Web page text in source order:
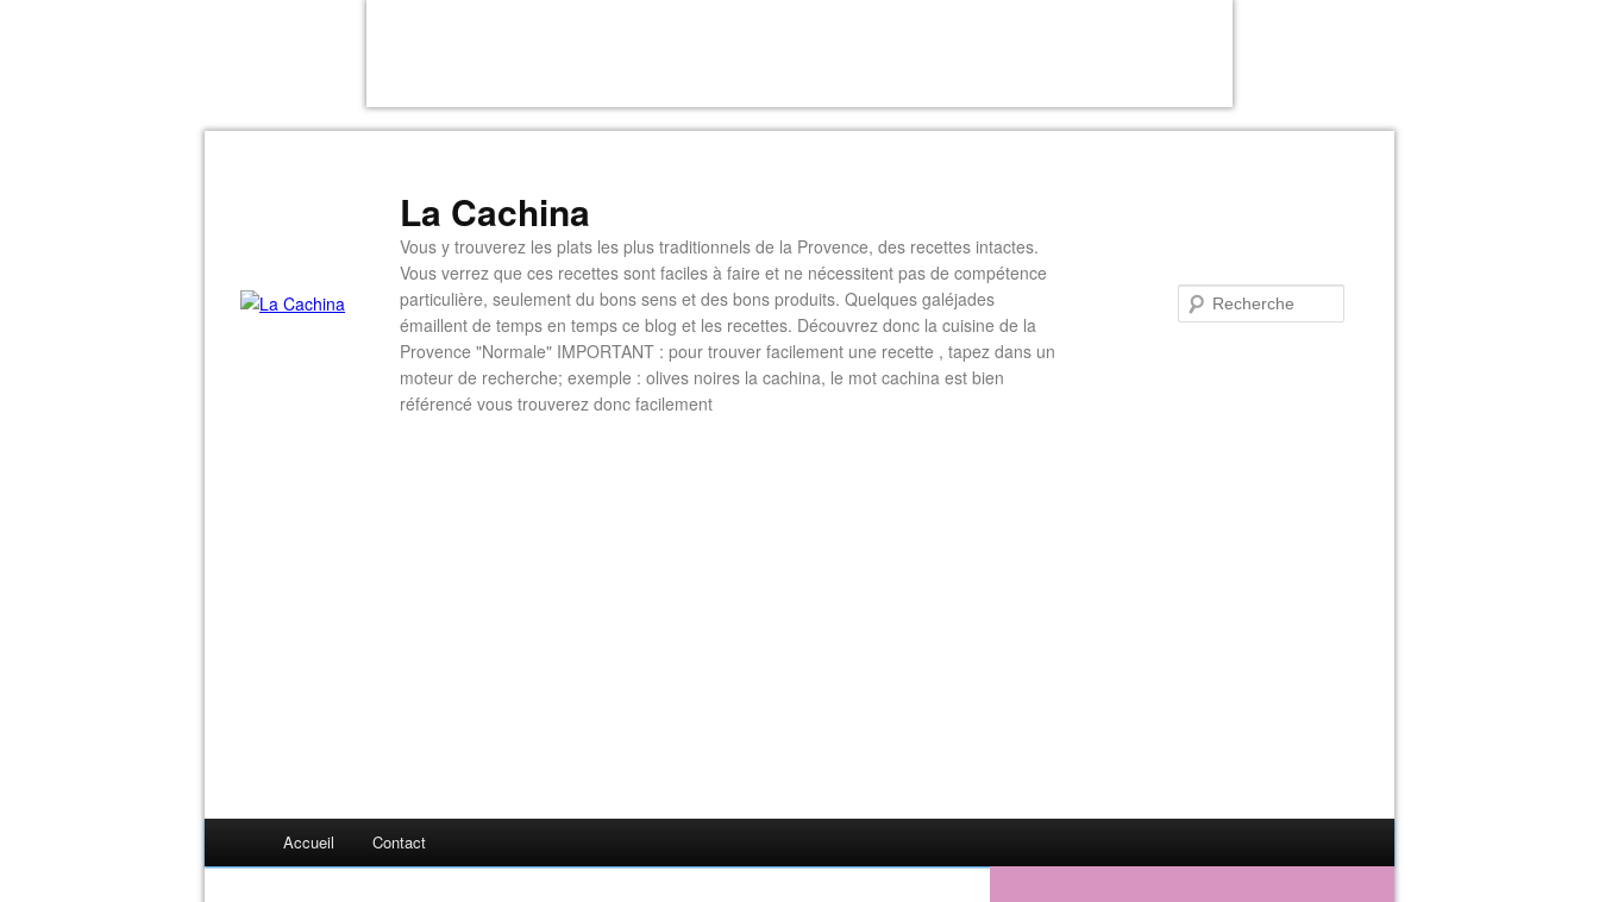
La Cachina
Vous y trouverez les plats les plus traditionnels de la Provence, des recettes intactes.
Vous verrez que ces recettes sont faciles à faire et ne nécessitent pas de compétence
particulière, seulement du bons sens et des bons produits. Quelques galéjades
émaillent de temps en temps ce blog et les recettes. Découvrez donc la cuisine de la
Provence "Normale" IMPORTANT : pour trouver facilement une recette , tapez dans un
moteur de recherche; exemple : olives noires la cachina, le mot cachina est bien
référencé vous trouverez donc facilement
Accueil Contact